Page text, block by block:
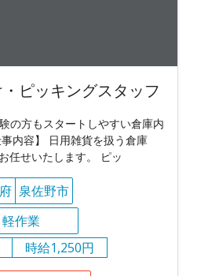
ピッキングスタッフ
の方もスタートしやすい倉庫内
内容】 日用雑貨を扱う倉庫
任せいたします。 ピッ
泉佐野市
軽作業
時給1,250円